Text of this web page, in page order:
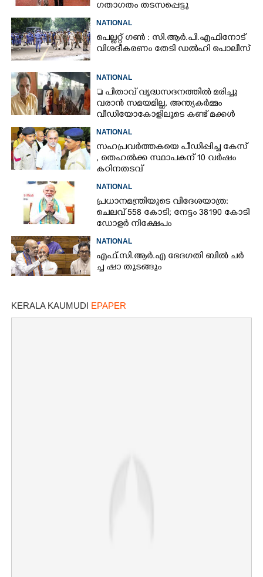
ഗതാഗതം തടസപ്പെട്ടു
NATIONAL
പെല്ലറ്റ് ഗൺ : സി.ആർ.പി.എഫിനോട്
വിശദീകരണം തേടി ഡൽഹി പൊലീസ്
NATIONAL
 പിതാവ് വൃദ്ധസദനത്തിൽ മരിച്ചു
വരാൻ സമയമില്ല,​ അന്ത്യകർമ്മം
വീഡിയോകോളിലൂടെ കണ്ട് മക്കൾ
NATIONAL
സഹപ്രവർത്തകയെ പീഡിപ്പിച്ച കേസ്
, തെഹൽക്ക സ്ഥാപകന് 10 വർഷം
കഠിനതടവ്
NATIONAL
പ്രധാനമന്ത്രിയുടെ വിദേശയാത്ര:
ചെലവ് 558 കോടി; നേട്ടം 38190 കോടി
ഡോളർ നിക്ഷേപം
NATIONAL
എ​ഫ്.​സി.​ആ​ർ.​എ​ ​ഭേ​ദ​ഗ​തി​ ​ബിൽ ച​ർ​
ച്ച​ ​ഷാ​ ​തുടങ്ങും
KERALA KAUMUDI EPAPER